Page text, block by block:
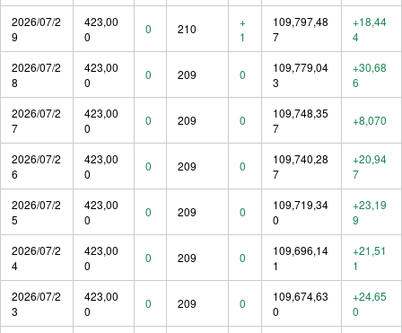
2026/07/2
9
423,00
0
0 210
+
1
109,797,48
7
+18,44
4
2026/07/2
8
423,00
0
0 209 0
109,779,04
3
+30,68
6
2026/07/2
7
423,00
0
0 209 0
109,748,35
7
+8,070
2026/07/2
6
423,00
0
0 209 0
109,740,28
7
+20,94
7
2026/07/2
5
423,00
0
0 209 0
109,719,34
0
+23,19
9
2026/07/2
4
423,00
0
0 209 0
109,696,14
1
+21,51
1
2026/07/2
3
423,00
0
0 209 0
109,674,63
0
+24,65
0